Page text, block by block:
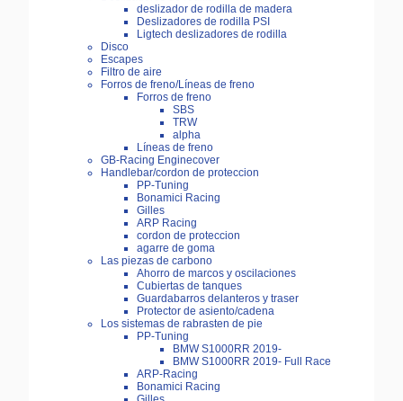
deslizador de rodilla de madera
Deslizadores de rodilla PSI
Ligtech deslizadores de rodilla
Disco
Escapes
Filtro de aire
Forros de freno/Líneas de freno
Forros de freno
SBS
TRW
alpha
Líneas de freno
GB-Racing Enginecover
Handlebar/cordon de proteccion
PP-Tuning
Bonamici Racing
Gilles
ARP Racing
cordon de proteccion
agarre de goma
Las piezas de carbono
Ahorro de marcos y oscilaciones
Cubiertas de tanques
Guardabarros delanteros y traser
Protector de asiento/cadena
Los sistemas de rabrasten de pie
PP-Tuning
BMW S1000RR 2019-
BMW S1000RR 2019- Full Race
ARP-Racing
Bonamici Racing